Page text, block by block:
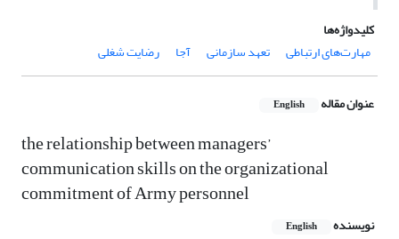
کلیدواژه‌ها
مهارت‌های ارتباطی
تعهد سازمانی آجا رضایت شغلی
عنوان مقاله English
the relationship between managers’
communication skills on the organizational
commitment of Army personnel
نویسنده English